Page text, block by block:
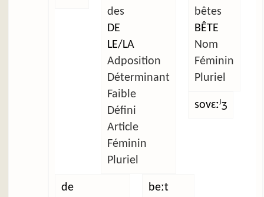
des
DE
LE/LA
Adposition
Déterminant
Faible
Défini
Article
Féminin
Pluriel
bêtes
BÊTE
Nom
Féminin
Pluriel
sovɛːʲʒ
de
beːt